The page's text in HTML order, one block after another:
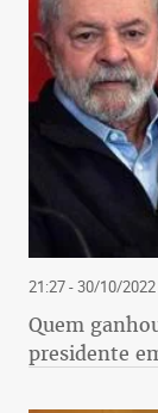
21:27 - 30/10/2022
Quem
presidente